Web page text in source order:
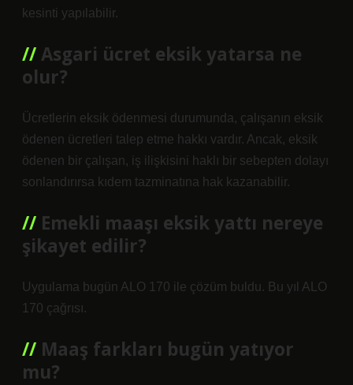
kesinti yapılabilir.
Asgari ücret eksik yatarsa ne
olur?
Ücretlerin eksik ödenmesi durumunda, çalışanın eksik
ödenen ücretleri talep etme hakkı vardır. Ancak, eksik
ödenen bir çalışan, iş ilişkisini haklı bir sebepten dolayı
sonlandırırsa kıdem tazminatına hak kazanabilir.
Emekli maaşı eksik yattı nereye
şikayet edilir?
Uygulama bugün ALO 170 ile çözüm buldu. Bu yıl ALO
170 çağrısı.
Maaş farkları bugün yatıyor
mu?